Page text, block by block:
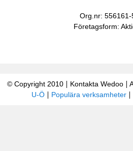
Org.nr: 556161-
Företagsform:
© Copyright 2010 Kontakta Wedoo
U-Ö
Populära verksamheter